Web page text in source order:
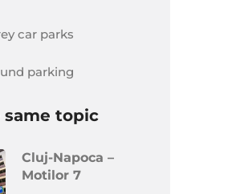
car parks
parking
same topic
Cluj-Napoca –
Motilor 7